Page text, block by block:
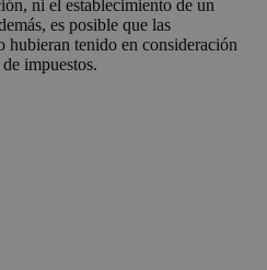
ni el establecimiento de un
es posible que las
hubieran tenido en consideración
impuestos.